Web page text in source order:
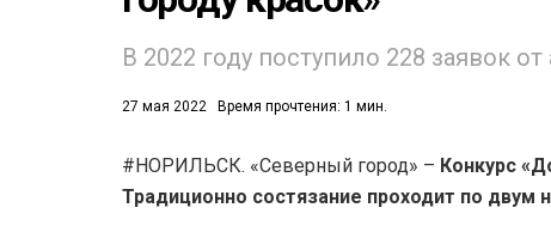
В 2022 году поступило 228 заявок
27 мая 2022 Время прочтения: 1 мин.
#НОРИЛЬСК. «Северный город» – Конкурс
Традиционно состязание проходит по двум